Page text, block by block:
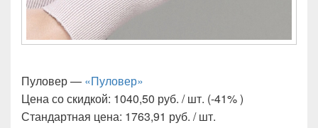
Пуловер — «Пуловер»
Цена со скидкой: 1040,50 руб. / шт. (-41% )
Стандартная цена: 1763,91 руб. / шт.